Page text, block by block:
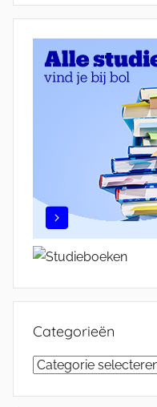
Categorieën
Categorieën